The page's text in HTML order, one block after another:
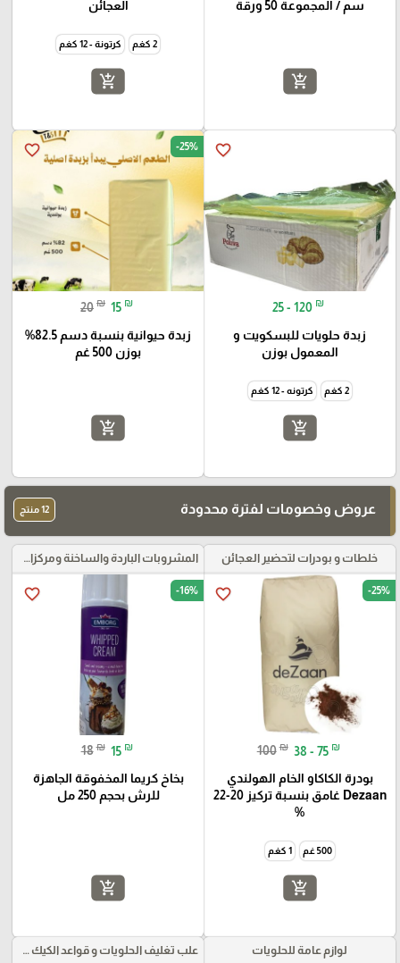
سم / المجموعة 50 ورقة
add_shopping_cart
العجائن
2 كغم كرتونة - 12 كغم
add_shopping_cart
favorite_border
25 - 120 ₪
زبدة حلويات للبسكويت و
المعمول بوزن
2 كغم كرتونه - 12 كغم
add_shopping_cart
favorite_border -25%
20 ₪ 15 ₪
زبدة حيوانية بنسبة دسم 82.5%
بوزن 500 غم
add_shopping_cart
عروض وخصومات لفترة محدودة 12 منتج
خلطات و بودرات لتحضير العجائن
favorite_border -25%
100 ₪ 38 - 75 ₪
بودرة الكاكاو الخام الهولندي
Dezaan غامق بنسبة تركيز 20-22
%
500 غم 1 كغم
add_shopping_cart
المشروبات الباردة والساخنة ومركزات الموهيتو
favorite_border -16%
18 ₪ 15 ₪
بخاخ كريما المخفوقة الجاهزة
للرش بحجم 250 مل
add_shopping_cart
لوازم عامة للحلويات علب تغليف الحلويات و قواعد الكيك و علب بلاستيكية بأنواعها